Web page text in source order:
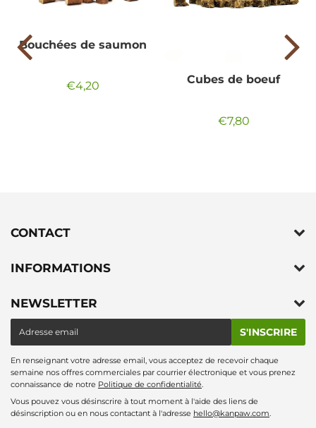
Bouchées de saumon
Prix
€4,20 Cubes de boeuf
Prix
€7,80
CONTACT
INFORMATIONS
NEWSLETTER
mail
S'INSCRIRE
En renseignant votre adresse email, vous acceptez de recevoir chaque
semaine nos offres commerciales par courrier électronique et vous prenez
connaissance de notre Politique de confidentialité
Vous pouvez vous désinscrire à tout moment à l'aide des liens de
désinscription ou en nous contactant à l'adresse hello@kanpaw.com